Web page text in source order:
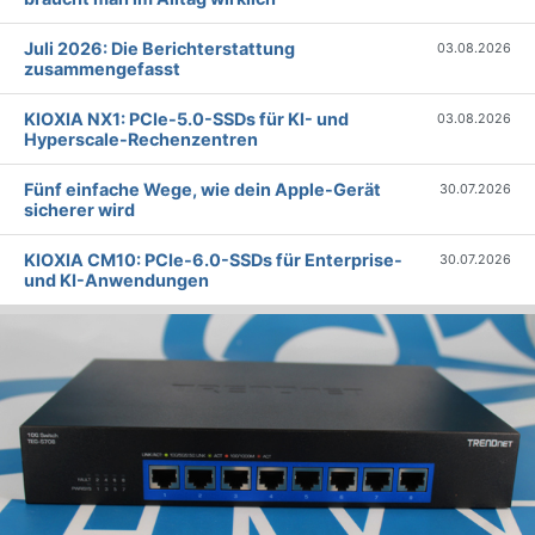
Juli 2026: Die Bericht­erstattung
zusammengefasst
03.08.2026
KIOXIA NX1: PCIe-5.0-SSDs für KI- und
Hyperscale-Rechenzentren
03.08.2026
Fünf einfache Wege, wie dein Apple-Gerät
sicherer wird
30.07.2026
KIOXIA CM10: PCIe-6.0-SSDs für Enterprise-
und KI-Anwendungen
30.07.2026